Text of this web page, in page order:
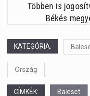
Többen is
Békés
KATEGÓRIA:
Ország
CÍMKÉK: Baleset